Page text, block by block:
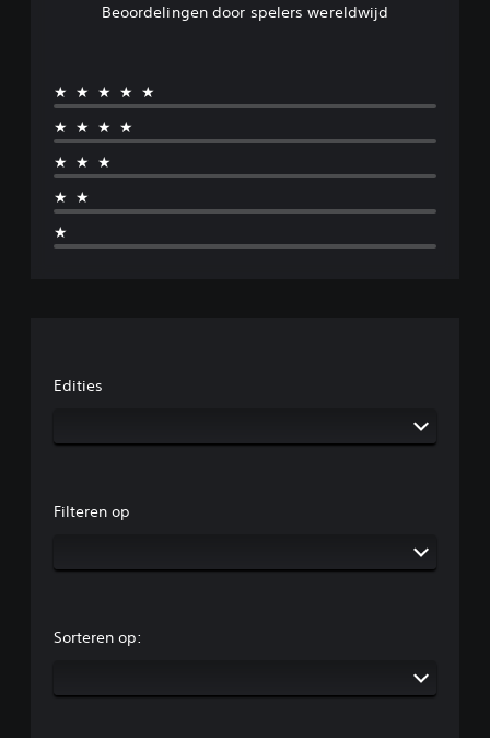
Beoordelingen door spelers wereldwijd
★★★★★
★★★★
★★★
★★
★
Edities
Filteren op
Sorteren op: